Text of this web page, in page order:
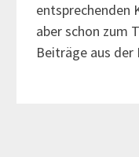
entsprechenden
aber schon zum
Beiträge aus der